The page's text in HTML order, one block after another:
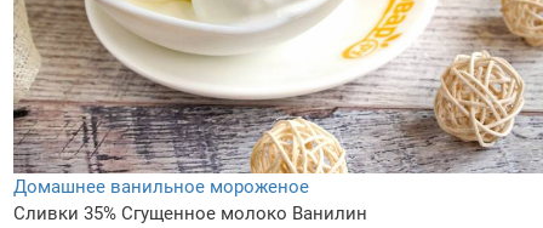
Домашнее ванильное мороженое
Сливки 35% Сгущенное молоко Ванилин